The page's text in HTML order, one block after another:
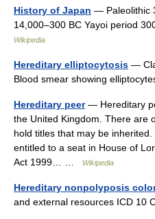
History of Japan — Paleolithic
14,000–300 BC Yayoi period
Wikipedia
Hereditary elliptocytosis —
Blood smear showing
Hereditary peer— Hereditary
the United Kingdom. There are
hold titles that may be
entitled to a seat in House of
Act 1999… …
Wikipedia
Hereditary nonpolyposis
and external resources ICD 10